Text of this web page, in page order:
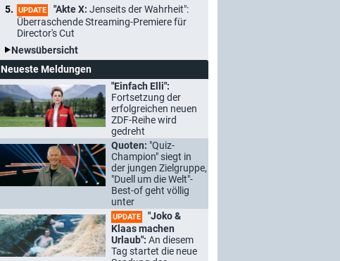
UPDATE "Akte X: Jenseits der Wahrheit":
Überraschende Streaming-Premiere für
Director's Cut
Newsübersicht
Neueste Meldungen
"Einfach Elli":
Fortsetzung der
erfolgreichen neuen
ZDF-Reihe wird
gedreht
Quoten: "Quiz-
Champion" siegt in
der jungen Zielgruppe,
"Duell um die Welt"-
Best-of geht völlig
unter
UPDATE
"Joko &
Klaas machen
Urlaub": An diesem
Tag startet die neue